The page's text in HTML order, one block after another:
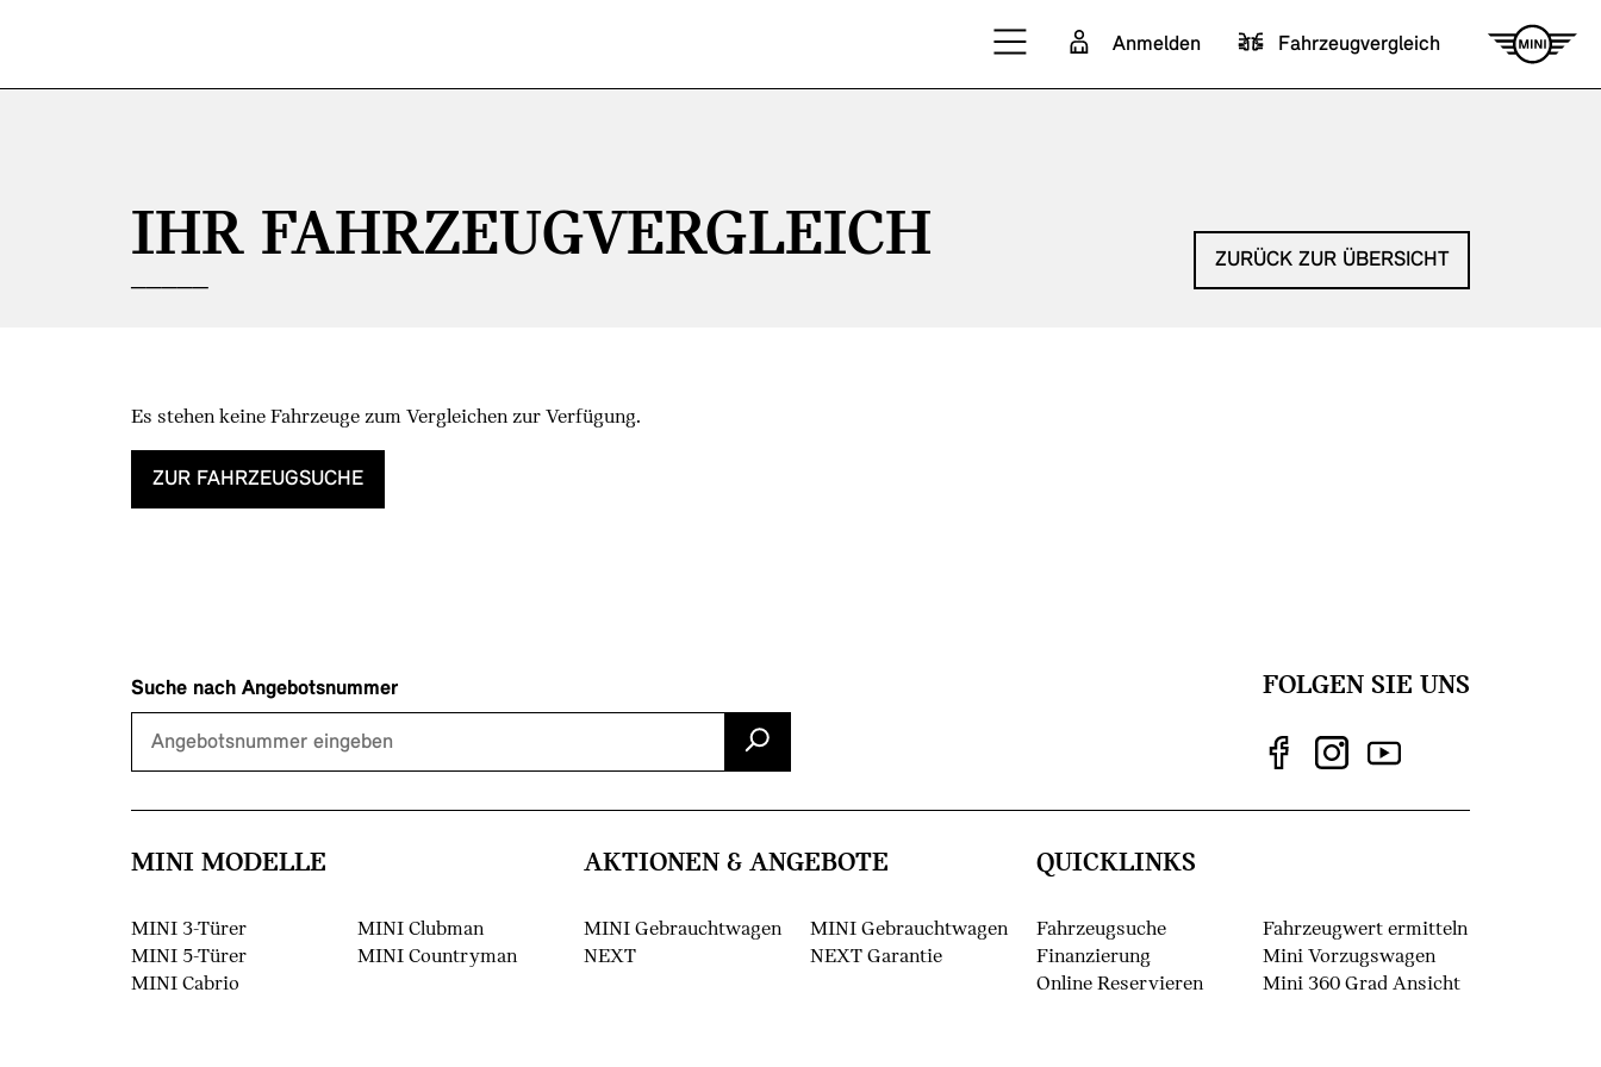
Anmelden
Fahrzeugvergleich
IHR FAHRZEUGVERGLEICH ZURÜCK ZUR ÜBERSICHT
Es stehen keine Fahrzeuge zum Vergleichen zur Verfügung.
ZUR FAHRZEUGSUCHE
Suche nach Angebotsnummer FOLGEN SIE UNS
MINI MODELLE
MINI 3-Türer
MINI 5-Türer
MINI Cabrio
MINI Clubman
MINI Countryman
AKTIONEN & ANGEBOTE
MINI Gebrauchtwagen
NEXT
MINI Gebrauchtwagen
NEXT Garantie
QUICKLINKS
Fahrzeugsuche
Finanzierung
Online Reservieren
Fahrzeugwert ermitteln
Mini Vorzugswagen
Mini 360 Grad Ansicht